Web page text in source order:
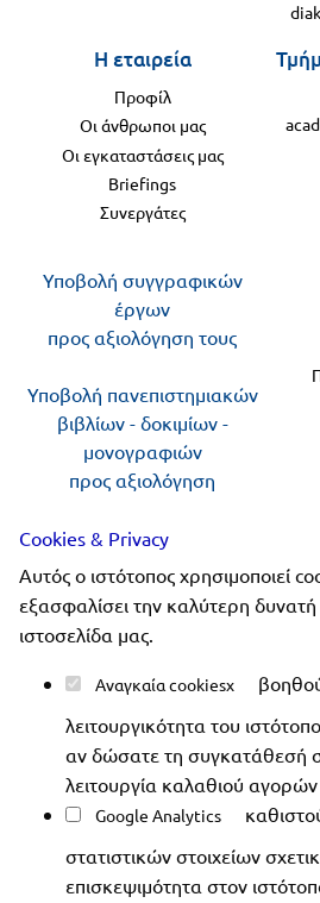
Η εταιρεία
Προφίλ
Οι άνθρωποι μας
Οι εγκαταστάσεις μας
Briefings
Συνεργάτες
Υποβολή συγγραφικών
έργων
προς αξιολόγηση τους
Υποβολή πανεπιστημιακών
βιβλίων - δοκιμίων -
μονογραφιών
προς αξιολόγηση
Copyright 2019-2026
reserved| Όροι χρήσης |
Ασφάλεια
Cookies & Privacy
Αυτός ο ιστότοπος χρησιμοποιεί
εξασφαλίσει την καλύτερη δυνατή
ιστοσελίδα μας.
Αναγκαία cookies
λειτουργικότητα του
αν δώσατε τη συγκατάθεσή
λειτουργία καλαθιού
Google Analytics
στατιστικών στοιχείων
επισκεψιμότητα στον